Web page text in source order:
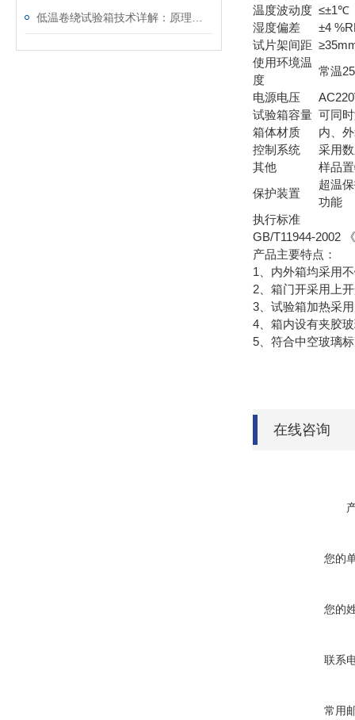
温度波动度 ≤±1℃
湿度偏差
±4
试片架间距
使用环境温
度
常温
电源电压
试验箱容量 可同
箱体材质
内、
控制系统
采用
其他
样品
保护装置
超温
功能
执行标准
GB/T11944-2002
产品主要特点：
1、内外箱均采用
2、箱门开采用上
3、试验箱加热采
4、箱内设有夹胶
5、符合中空玻璃
在线咨询
您的
您的
联系
常用